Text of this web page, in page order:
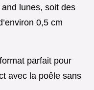
lunes, soit des
0,5 cm
parfait pour
avec la poêle sans